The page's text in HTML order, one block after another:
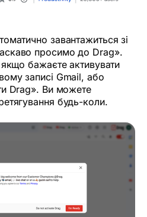
завантажиться зі
просимо до Drag».
бажаєте активувати
записі Gmail, або
Drag». Ви можете
будь-коли.